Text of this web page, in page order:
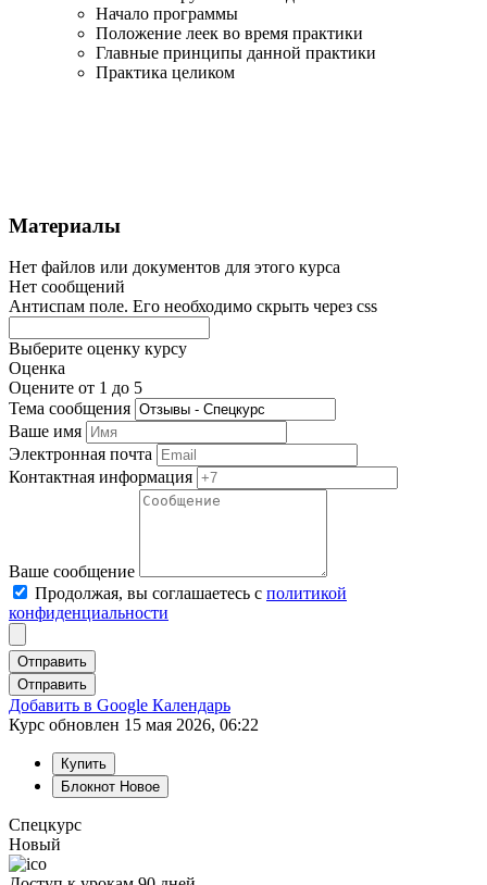
Начало программы
Положение леек во время практики
Главные принципы данной практики
Практика целиком
Материалы
Нет файлов или документов для этого курса
Нет сообщений
Антиспам поле. Его необходимо скрыть через css
Выберите оценку курсу
Оценка
Оцените от 1 до 5
Тема сообщения
Ваше имя
Электронная почта
Контактная информация
Ваше сообщение
Продолжая, вы соглашаетесь с политикой
конфиденциальности
Отправить
Добавить в Google Календарь
Курс обновлен 15 мая 2026, 06:22
Купить
Блокнот Новое
Спецкурс
Новый